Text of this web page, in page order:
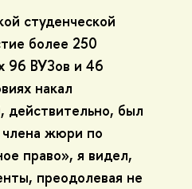
студенческой
более 250
96 ВУЗов и 46
накал
действительно, был
члена жюри по
право», я видел,
преодолевая не